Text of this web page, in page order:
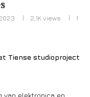
2,1K views
1
Tiense studioproject
van elektronica en